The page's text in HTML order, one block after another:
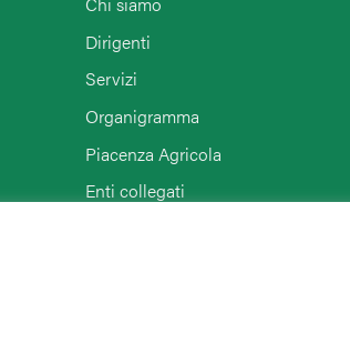
Dirigenti
Servizi
Organigramma
Piacenza Agricola
Enti collegati